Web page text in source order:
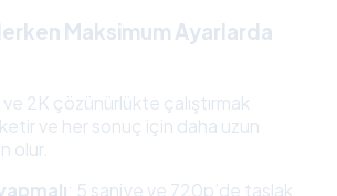
Maksimum Ayarlarda
2K çözünürlükte çalıştırmak
ve her sonuç için daha uzun
olur.
: 5 saniye ve 720p’de taslak